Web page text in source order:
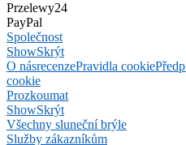
Przelewy24
PayPal
Společnost
ShowSkrýt
O násrecenzePravidla cookie
cookie
Prozkoumat
ShowSkrýt
Všechny sluneční brýle
Služby zákazníkům